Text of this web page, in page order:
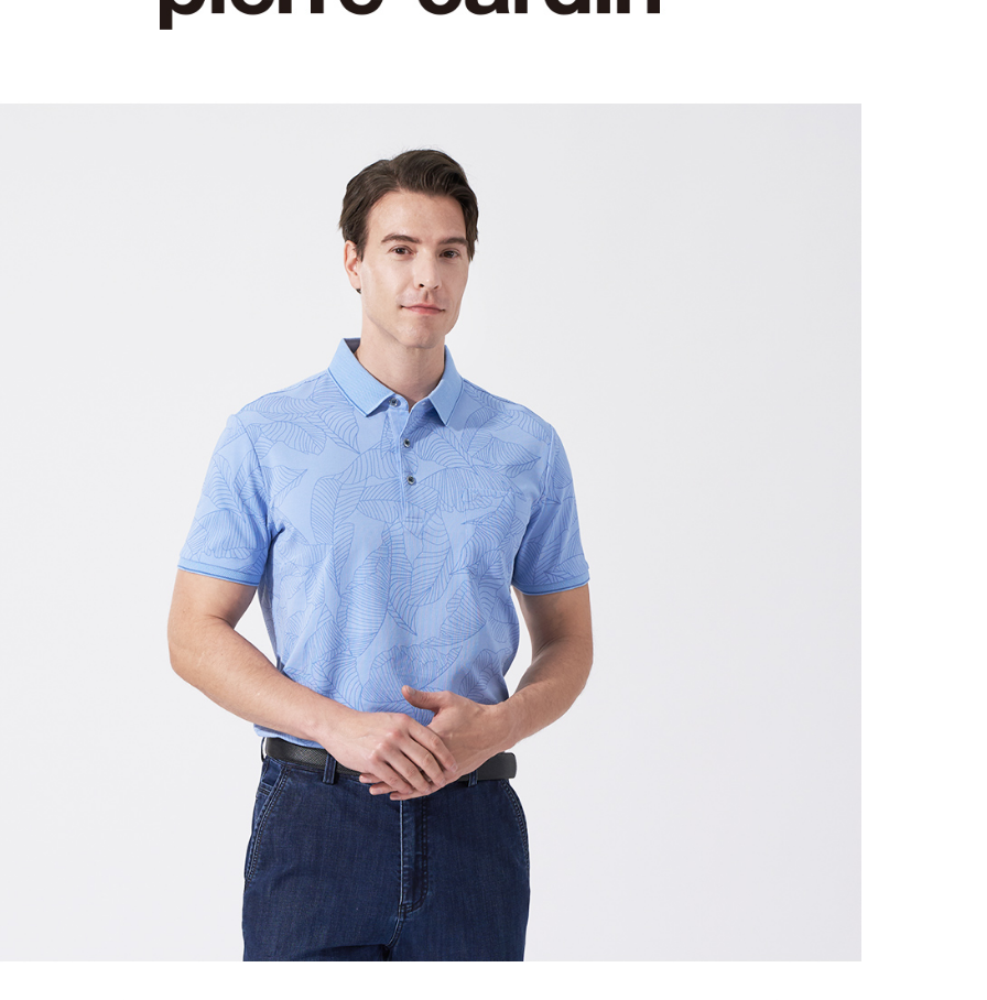
每筆NT$60，滿NT$1,200(含以上)免運費
每筆NT$60，滿NT$1,200(含以上)免運費
宅配(本島)
每筆NT$80，滿NT$1,200(含以上)免運費
宅配(離島)
每筆NT$80，滿NT$1,200(含以上)免運費